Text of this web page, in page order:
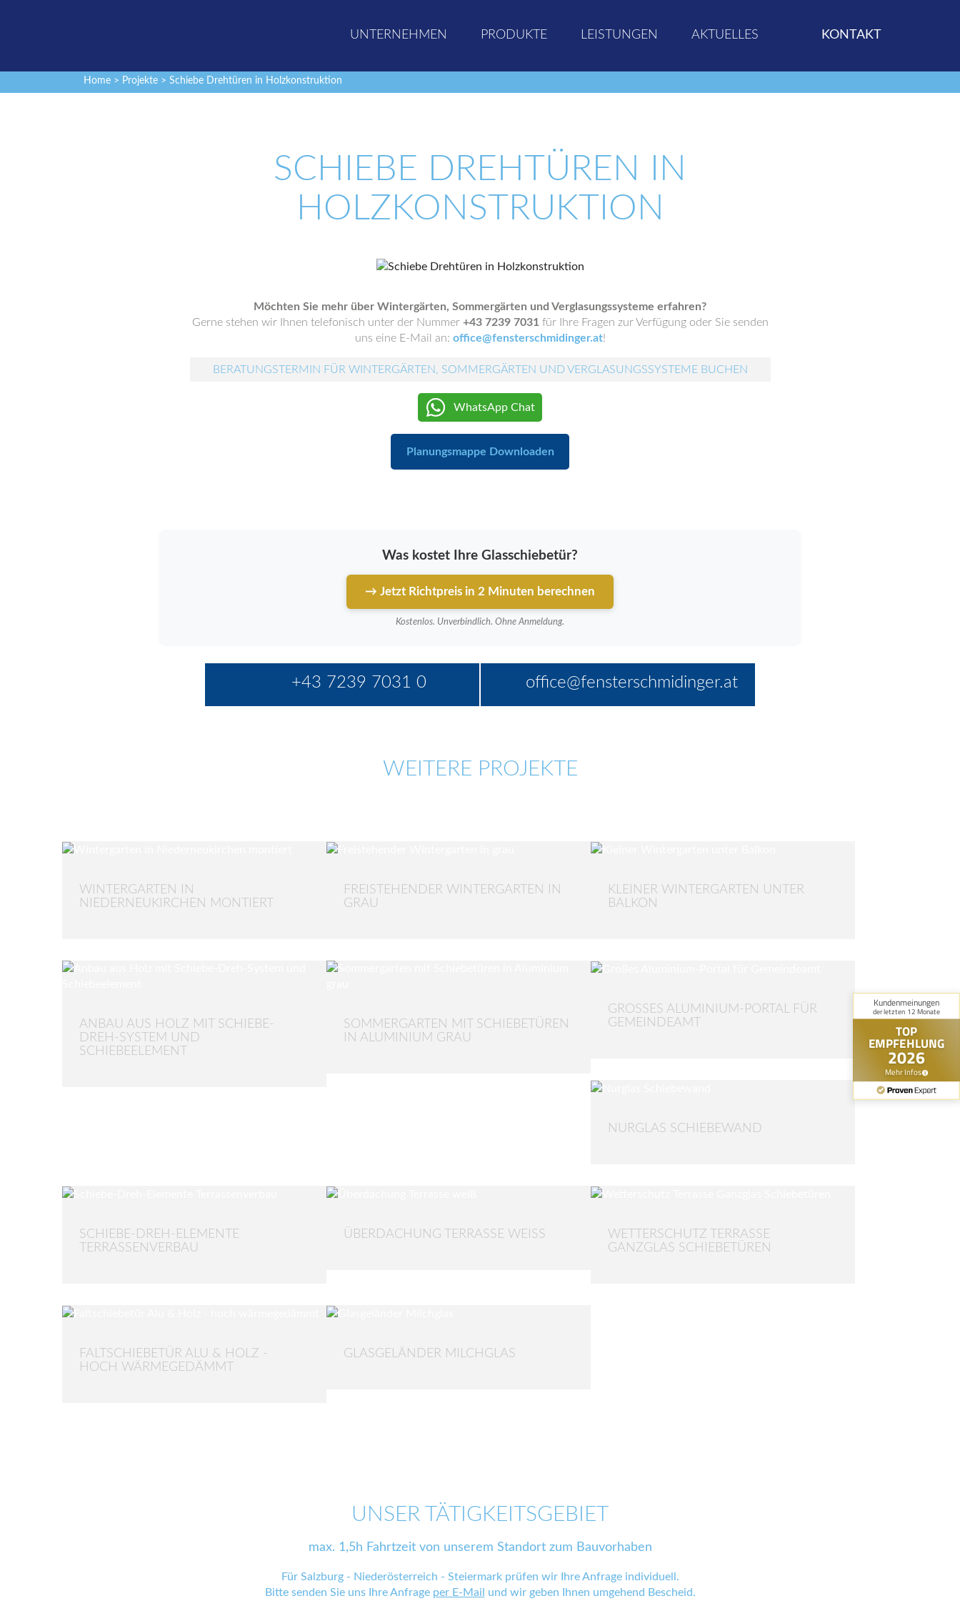
UNTERNEHMEN PRODUKTE LEISTUNGEN AKTUELLES KONTAKT
Home > Projekte > Schiebe Drehtüren in Holzkonstruktion
SCHIEBE DREHTÜREN IN
HOLZKONSTRUKTION
Möchten Sie mehr über Wintergärten, Sommergärten und Verglasungssysteme erfahren?
Gerne stehen wir Ihnen telefonisch unter der Nummer +43 7239 7031 für Ihre Fragen zur Verfügung oder Sie senden
uns eine E-Mail an: office@fensterschmidinger.at!
BERATUNGSTERMIN FÜR WINTERGÄRTEN, SOMMERGÄRTEN UND VERGLASUNGSSYSTEME BUCHEN
WhatsApp Chat
Planungsmappe Downloaden
Was kostet Ihre Glasschiebetür?
→ Jetzt Richtpreis in 2 Minuten berechnen
Kostenlos. Unverbindlich. Ohne Anmeldung.
+43 7239 7031 0 office@fensterschmidinger.at
WEITERE PROJEKTE
WINTERGARTEN IN
NIEDERNEUKIRCHEN MONTIERT
FREISTEHENDER WINTERGARTEN IN
GRAU
KLEINER WINTERGARTEN UNTER
BALKON
ANBAU AUS HOLZ MIT SCHIEBE-
DREH-SYSTEM UND
SCHIEBEELEMENT
SOMMERGARTEN MIT SCHIEBETÜREN
IN ALUMINIUM GRAU
GROSSES ALUMINIUM-PORTAL FÜR G
EMEINDEAMT
NURGLAS SCHIEBEWAND
SCHIEBE-DREH-ELEMENTE
TERRASSENVERBAU
ÜBERDACHUNG TERRASSE WEISS
WETTERSCHUTZ TERRASSE
GANZGLAS SCHIEBETÜREN
FALTSCHIEBETÜR ALU & HOLZ -
HOCH WÄRMEGEDÄMMT
GLASGELÄNDER MILCHGLAS
UNSER TÄTIGKEITSGEBIET
max. 1,5h Fahrtzeit von unserem Standort zum Bauvorhaben
Für Salzburg - Niederösterreich - Steiermark prüfen wir Ihre Anfrage individuell.
Bitte senden Sie uns Ihre Anfrage per E-Mail und wir geben Ihnen umgehend Bescheid.